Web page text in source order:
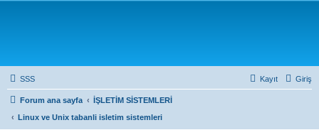
SSS Giriş
Kayıt
Forum ana sayfa
İŞLETİM SİSTEMLERİ
Linux ve Unix tabanli isletim sistemleri